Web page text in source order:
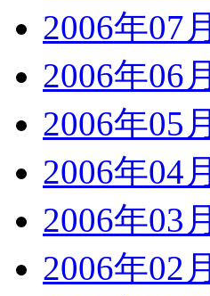
2006年07月
2006年06月
2006年05月
2006年04月
2006年03月
2006年02月